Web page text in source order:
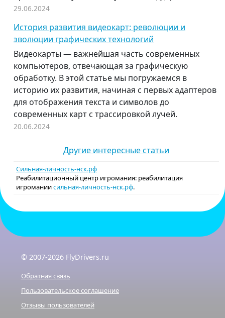
29.06.2024
История развития видеокарт: революции и
эволюции графических технологий
Видеокарты — важнейшая часть современных
компьютеров, отвечающая за графическую
обработку. В этой статье мы погружаемся в
историю их развития, начиная с первых адаптеров
для отображения текста и символов до
современных карт с трассировкой лучей.
20.06.2024
Другие интересные статьи
Сильная-личность-нск.рф
Реабилитационный центр игромания: реабилитация
игроманиисильная-личность-нск.рф.
© 2007-2026 FlyDrivers.ru
Обратная связь
Пользовательское соглашение
Отзывы пользователей